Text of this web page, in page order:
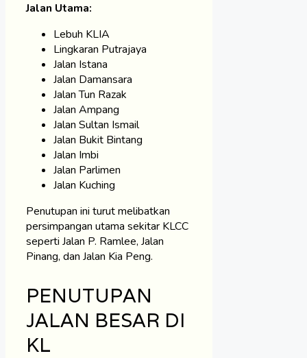
Jalan Utama:
Lebuh KLIA
Lingkaran Putrajaya
Jalan Istana
Jalan Damansara
Jalan Tun Razak
Jalan Ampang
Jalan Sultan Ismail
Jalan Bukit Bintang
Jalan Imbi
Jalan Parlimen
Jalan Kuching
Penutupan ini turut melibatkan
persimpangan utama sekitar KLCC
seperti Jalan P. Ramlee, Jalan
Pinang, dan Jalan Kia Peng.
PENUTUPAN
JALAN BESAR DI
KL